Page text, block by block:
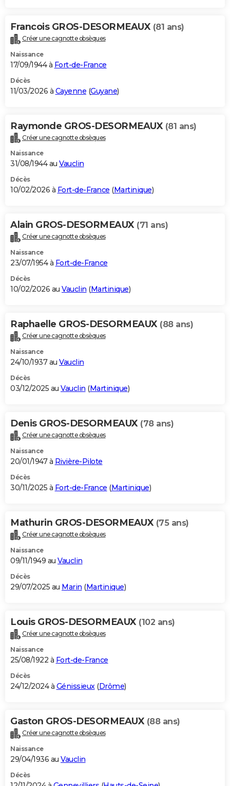
Francois GROS-DESORMEAUX (81 ans)
Créer une cagnotte obsèques
Naissance
17/09/1944 à Fort-de-France
Décès
11/03/2026 à Cayenne (Guyane)
Raymonde GROS-DESORMEAUX (81 ans)
Créer une cagnotte obsèques
Naissance
31/08/1944 au Vauclin
Décès
10/02/2026 à Fort-de-France (Martinique)
Alain GROS-DESORMEAUX (71 ans)
Créer une cagnotte obsèques
Naissance
23/07/1954 à Fort-de-France
Décès
10/02/2026 au Vauclin (Martinique)
Raphaelle GROS-DESORMEAUX (88 ans)
Créer une cagnotte obsèques
Naissance
24/10/1937 au Vauclin
Décès
03/12/2025 au Vauclin (Martinique)
Denis GROS-DESORMEAUX (78 ans)
Créer une cagnotte obsèques
Naissance
20/01/1947 à Rivière-Pilote
Décès
30/11/2025 à Fort-de-France (Martinique)
Mathurin GROS-DESORMEAUX (75 ans)
Créer une cagnotte obsèques
Naissance
09/11/1949 au Vauclin
Décès
29/07/2025 au Marin (Martinique)
Louis GROS-DESORMEAUX (102 ans)
Créer une cagnotte obsèques
Naissance
25/08/1922 à Fort-de-France
Décès
24/12/2024 à Génissieux(Drôme)
Gaston GROS-DESORMEAUX (88 ans)
Créer une cagnotte obsèques
Naissance
29/04/1936 au Vauclin
Décès